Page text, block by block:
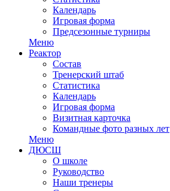
Календарь
Игровая форма
Предсезонные турниры
Меню
Реактор
Состав
Тренерский штаб
Статистика
Календарь
Игровая форма
Визитная карточка
Командные фото разных лет
Меню
ДЮСШ
О школе
Руководство
Наши тренеры